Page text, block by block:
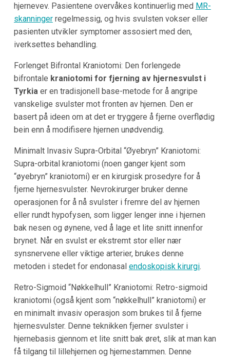
hjernevev. Pasientene overvåkes kontinuerlig med MR-
skanningerregelmessig, og hvis svulsten vokser eller
pasienten utvikler symptomer assosiert med den,
iverksettes behandling.
Forlenget Bifrontal Kraniotomi: Den forlengede
bifrontale kraniotomi for fjerning av hjernesvulst i
Tyrkiaer en tradisjonell base-metode for å angripe
vanskelige svulster mot fronten av hjernen. Den er
basert på ideen om at det er tryggere å fjerne overflødig
bein enn å modifisere hjernen unødvendig.
Minimalt Invasiv Supra-Orbital “Øyebryn” Kraniotomi:
Supra-orbital kraniotomi (noen ganger kjent som
“øyebryn” kraniotomi) er en kirurgisk prosedyre for å
fjerne hjernesvulster. Nevrokirurger bruker denne
operasjonen for å nå svulster i fremre del av hjernen
eller rundt hypofysen, som ligger lenger inne i hjernen
bak nesen og øynene, ved å lage et lite snitt innenfor
brynet. Når en svulst er ekstremt stor eller nær
synsnervene eller viktige arterier, brukes denne
metoden i stedet for endonasal endoskopisk kirurgi.
Retro-Sigmoid “Nøkkelhull” Kraniotomi: Retro-sigmoid
kraniotomi (også kjent som “nøkkelhull” kraniotomi) er
en minimalt invasiv operasjon som brukes til å fjerne
hjernesvulster. Denne teknikken fjerner svulster i
hjernebasis gjennom et lite snitt bak øret, slik at man kan
få tilgang til lillehjernen og hjernestammen. Denne